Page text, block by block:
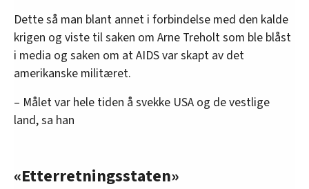
Dette så man blant annet i forbindelse med den kalde
krigen og viste til saken om Arne Treholt som ble blåst
i media og saken om at AIDS var skapt av det
amerikanske militæret.
– Målet var hele tiden å svekke USA og de vestlige
land, sa han
«Etterretningsstaten»